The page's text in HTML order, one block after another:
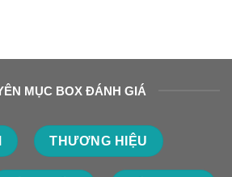
MỤC BOX ĐÁNH GIÁ
THƯƠNG HIỆU